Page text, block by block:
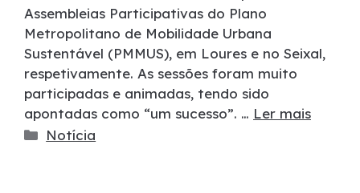
Assembleias Participativas do Plano
Metropolitano de Mobilidade Urbana
Sustentável (PMMUS), em Loures e no Seixal,
respetivamente. As sessões foram muito
participadas e animadas, tendo sido
apontadas como “um sucesso”. … Ler mais
Notícia